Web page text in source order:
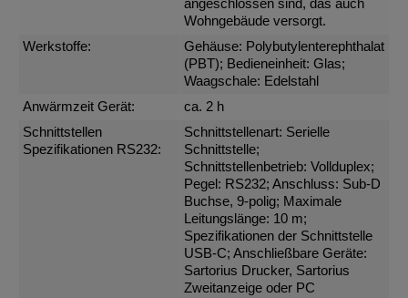
angeschlossen sind, das auch
Wohngebäude versorgt.
Werkstoffe:
Gehäuse: Polybutylenterephthalat
(PBT); Bedieneinheit: Glas;
Waagschale: Edelstahl
Anwärmzeit Gerät:
ca. 2 h
Schnittstellen
Spezifikationen RS232:
Schnittstellenart: Serielle
Schnittstelle;
Schnittstellenbetrieb: Vollduplex;
Pegel: RS232; Anschluss: Sub-D
Buchse, 9-polig; Maximale
Leitungslänge: 10 m;
Spezifikationen der Schnittstelle
USB-C; Anschließbare Geräte:
Sartorius Drucker, Sartorius
Zweitanzeige oder PC